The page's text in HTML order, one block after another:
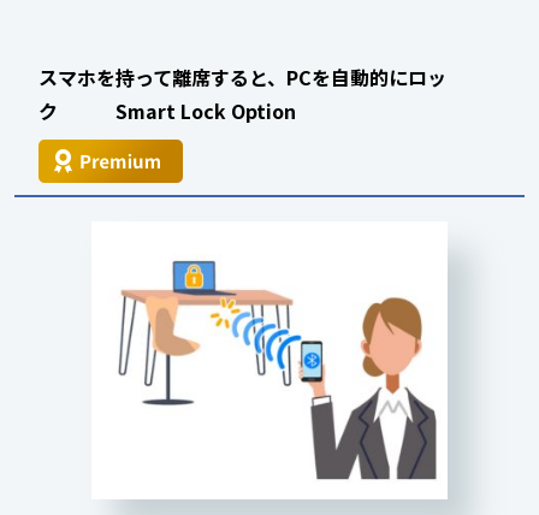
スマホを持って離席すると、PCを自動的にロッ
ク Smart Lock Option